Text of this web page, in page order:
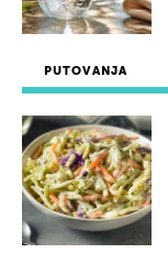
PUTOVANJA